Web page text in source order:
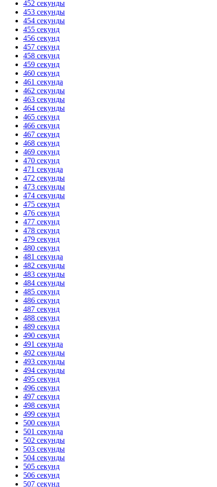
452 секунды
453 секунды
454 секунды
455 секунд
456 секунд
457 секунд
458 секунд
459 секунд
460 секунд
461 секунда
462 секунды
463 секунды
464 секунды
465 секунд
466 секунд
467 секунд
468 секунд
469 секунд
470 секунд
471 секунда
472 секунды
473 секунды
474 секунды
475 секунд
476 секунд
477 секунд
478 секунд
479 секунд
480 секунд
481 секунда
482 секунды
483 секунды
484 секунды
485 секунд
486 секунд
487 секунд
488 секунд
489 секунд
490 секунд
491 секунда
492 секунды
493 секунды
494 секунды
495 секунд
496 секунд
497 секунд
498 секунд
499 секунд
500 секунд
501 секунда
502 секунды
503 секунды
504 секунды
505 секунд
506 секунд
507 секунд